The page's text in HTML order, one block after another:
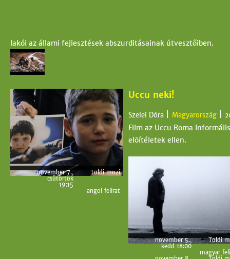
lakói az állami fejlesztések abszurditásainak útvesztőiben.
november 7.,
csütörtök
19:15
Toldi mozi
angol felirat
Uccu neki!
Szelei Dóra Magyarország
Film az Uccu Roma
elõítéletek ellen.
november 5.,
kedd 18:00
Toldi
magyar